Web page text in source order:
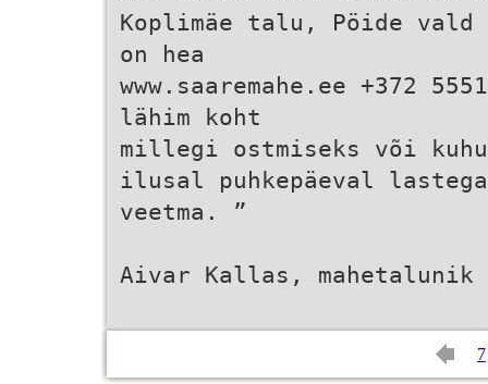
Koplimäe talu, Pöide
on hea
www.saaremahe.ee +372
lähim koht
millegi ostmiseks või kuhu
ilusal puhkepäeval
veetma. ”
Aivar Kallas, mahetalunik
7